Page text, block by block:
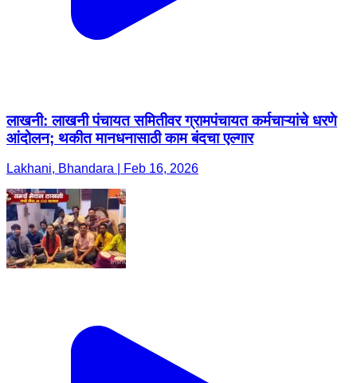
लाखनी: लाखनी पंचायत समितीवर ग्रामपंचायत कर्मचाऱ्यांचे धरणे
आंदोलन; थकीत मानधनासाठी काम बंदचा एल्गार
Lakhani, Bhandara | Feb 16, 2026